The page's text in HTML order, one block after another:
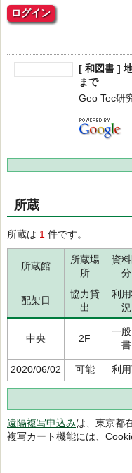
ログイン
[ 和図書 ]
まで
Geo Tec研
所蔵
所蔵は 1 件です。
所蔵館
所蔵場
所
資
分
配架日
協力貸
出
利
況
中央 2F
一
書
2020/06/02 可能 利
遠隔複写申込みは、東京都
複写カート機能には、